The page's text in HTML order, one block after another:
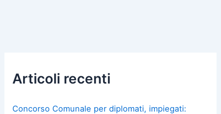
Articoli recenti
Concorso Comunale per diplomati, impiegati: